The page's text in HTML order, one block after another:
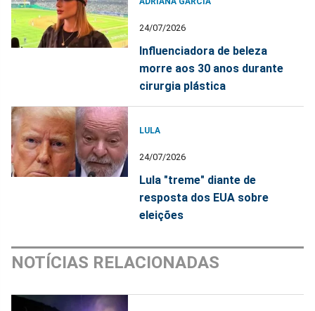
24/07/2026
Influenciadora de beleza
morre aos 30 anos durante
cirurgia plástica
LULA
24/07/2026
Lula "treme" diante de
resposta dos EUA sobre
eleições
NOTÍCIAS RELACIONADAS